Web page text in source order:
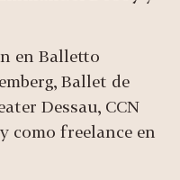
en Balletto
Ballet de
Dessau, CCN
como freelance en